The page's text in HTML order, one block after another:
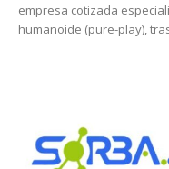
empresa cotizada
humanoide (pure-play),